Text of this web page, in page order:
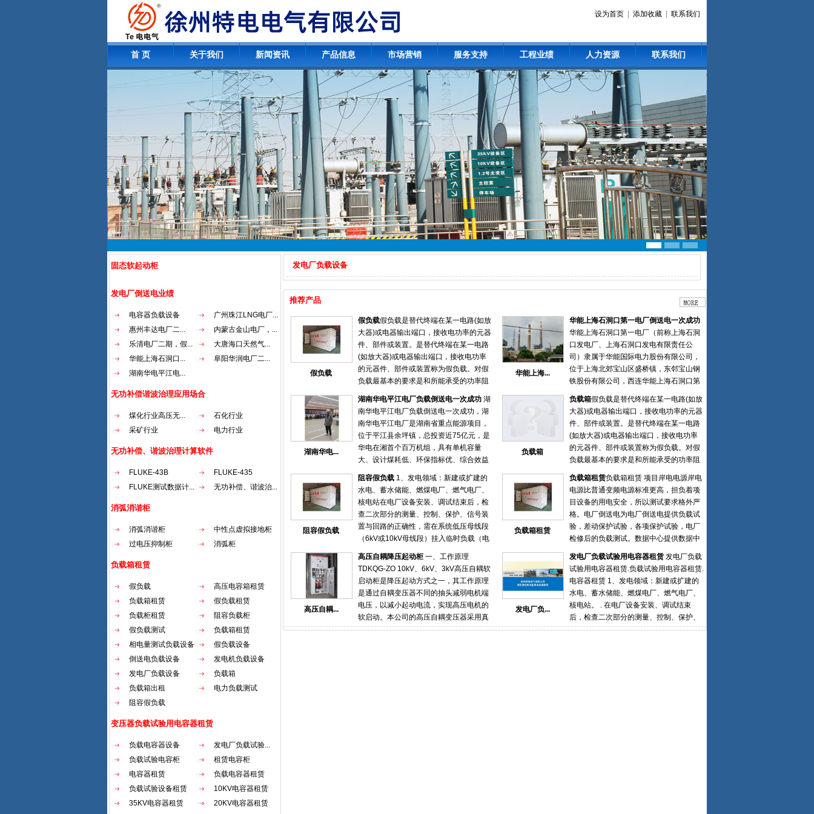
设为首页 添加收藏 联系我们
首 页 关于我们 新闻资讯 产品信息 市场营销 服务支持 工程业绩 人力资源 联系我们
固态软起动柜
发电厂倒送电业绩
电容器负载设备
广州珠江LNG电厂...
惠州丰达电厂二...
内蒙古金山电厂，...
乐清电厂二期，假...
大唐海口天然气...
华能上海石洞口...
阜阳华润电厂二...
湖南华电平江电...
无功补偿谐波治理应用场合
煤化行业高压无...
石化行业
采矿行业
电力行业
无功补偿、谐波治理计算软件
FLUKE-43B
FLUKE-435
FLUKE测试数据计...
无功补偿、谐波治...
消弧消谐柜
消弧消谐柜
中性点虚拟接地柜
过电压抑制柜
消弧柜
负载箱租赁
假负载
高压电容箱租赁
负载箱租赁
假负载租赁
负载柜租赁
阻容负载柜
假负载测试
负载箱租赁
相电量测试负载设备
假负载设备
倒送电负载设备
发电机负载设备
发电厂负载设备
负载箱
负载箱出租
电力负载测试
阻容假负载
变压器负载试验用电容器租赁
负载电容器设备
发电厂负载试验...
负载试验电容柜
租赁电容柜
电容器租赁
负载电容器租赁
负载试验设备租赁
10KV电容器租赁
35KV电容器租赁
20KV电容器租赁
发电厂负载设备
推荐产品
假负载
假负载假负载是替代终端在某一电路(如放
大器)或电器输出端口，接收电功率的元器
件、部件或装置。是替代终端在某一电路
(如放大器)或电器输出端口，接收电功率
的元器件、部件或装置称为假负载。对假
负载最基本的要求是和所能承受的功率阻
抗匹配。通常在调试或检测机器性能时临
时使用的非正式的负载。假负载可以分为
电阻负载，电感负载，容性负载等。高频
发射电路的假负载主要是频率允许，阻抗
要匹配，并能承受发射的功率
华能上海...
华能上海石洞口第一电厂倒送电一次成功
华能上海石洞口第一电厂（前称上海石洞
口发电厂、上海石洞口发电有限责任公
司）隶属于华能国际电力股份有限公司，
位于上海北郊宝山区盛桥镇，东邻宝山钢
铁股份有限公司，西连华能上海石洞口第
二电厂、华能上海燃机电厂，北临长江，
对岸为崇明岛，占地62.7万平方米。 一厂
是“七五”期间国家重点工程建设项目，始
建于1985年7月，规划安装四台国产第一
批300MW 亚临界燃煤机组。1987年12
月，首台机组并网发电，1990年5月四台
机组全部建成投产，是上海首座百万千瓦
级的火力发电厂。徐州特电电气有限公司
中标上海石洞口第一电厂2台65万千瓦等
容量煤电替代项目负载箱装置。2022年8
月28日一次性倒送电成功，负载装置分别
安装在电厂5号机6号机配电房6kv母线
侧，经过一个17个小时的时间，用户准确
记录了启备变组运行之后的各项参数与技
术指标，为之后的正式送电提供了强力的
技术支持和依据
湖南华电...
湖南华电平江电厂负载倒送电一次成功 湖
南华电平江电厂负载倒送电一次成功，湖
南华电平江电厂是湖南省重点能源项目，
位于平江县余坪镇，总投资近75亿元，是
华电在湘首个百万机组，具有单机容量
大、设计煤耗低、环保指标优、综合效益
好等特点，经济、技术、环保各项指标处
于国内领先水平。 6月22日晚，湖南华电
平江电厂集控室内仍是一派忙碌，专业技
术人员正在紧张地调试设备。21点39分，
随着启备变低压侧开关合上，厂用10KV正
式受电，标志着湖南华电平江电厂建设迎
来重要里程碑节点，厂内机组设备实现通
电，电厂正式进入设备单体、系统调试阶
段 。“实现厂用电系统受电，将为后续机组
的单体调试、分部试运和整套启动提供有
力保障，为今年底机组投产奠定坚实基
础。徐州特电电气有限公司提供的一套可
调式电容器成套装置TBB10-40000-AKW
一次性投运成功，安装在电厂负载侧，经
负载箱
负载箱假负载是替代终端在某一电路(如放
大器)或电器输出端口，接收电功率的元器
件、部件或装置。是替代终端在某一电路
(如放大器)或电器输出端口，接收电功率
的元器件、部件或装置称为假负载。对假
负载最基本的要求是和所能承受的功率阻
抗匹配。通常在调试或检测机器性能时临
时使用的非正式的负载。假负载可以分为
电阻负载，电感负载，容性负载等。高频
发射电路的假负载主要是频率允许，阻抗
要匹配，并能承受发射的功率
阻容假负载
阻容假负载 1、发电领域：新建或扩建的
水电、蓄水储能、燃煤电厂、燃气电厂、
核电站在电厂设备安装、调试结束后，检
查二次部分的测量、控制、保护、信号装
置与回路的正确性，需在系统低压母线段
（6kV或10kV母线段）挂入临时负载（电
容器）进行倒送电试验，校核母差保护高
压备变间隔和备变差动保护、核相和极
性。真实模拟验证启备变带负载工况下保
护可靠性。服务项目：岸电电源岸电电源
比普通变频电源标准更高，担负着项目设
备的用电安全，所以测试要求格外严格。
电厂倒送电为电厂倒送电提供负载试验，
负载箱租赁
负载箱租赁负载箱租赁 项目岸电电源岸电
电源比普通变频电源标准更高，担负着项
目设备的用电安全，所以测试要求格外严
格。电厂倒送电为电厂倒送电提供负载试
验，差动保护试验，各项保护试验，电厂
检修后的负载测试。数据中心提供数据中
心假负载满载测试方案和测试报告。同时
提供负载租赁、租赁转购买等多种服务。
船厂精确检测船用发电机组的输出功率与
带载能力，协助船厂进行整船验收，系泊
试验、航行试验、负荷试验等。医院负载
系统可对应急、后备发电机组进行专业、
全面的检测维护，避免因医院断电二导致
高压自耦...
高压自耦降压起动柜一、工作原理
TDKQG-ZO 10kV、6kV、3kV高压自耦软
启动柜是降压起动方式之一，其工作原理
是通过自耦变压器不同的抽头减弱电机端
电压，以减小起动电流，实现高压电机的
软启动。本公司的高压自耦变压器采用真
空环氧浇注且设计裕量极大，连续起动不
发电厂负...
发电厂负载试验用电容器租赁 发电厂负载
试验用电容器租赁.负载试验用电容器租赁.
电容器租赁 1、发电领域：新建或扩建的
水电、蓄水储能、燃煤电厂、燃气电厂、
核电站。 . 在电厂设备安装、调试结束
后，检查二次部分的测量、控制、保护、
信号装置与回路的正确性， 需在系统低压